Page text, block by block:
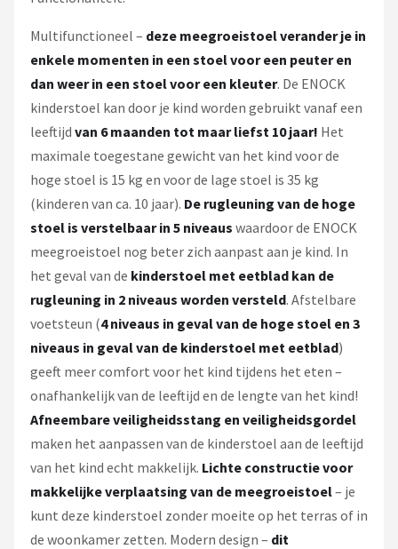
Multifunctioneel – deze meegroeistoel verander je in
enkele momenten in een stoel voor een peuter en
dan weer in een stoel voor een kleuter. De ENOCK
kinderstoel kan door je kind worden gebruikt vanaf een
leeftijd van 6 maanden tot maar liefst 10 jaar! Het
maximale toegestane gewicht van het kind voor de
hoge stoel is 15 kg en voor de lage stoel is 35 kg
(kinderen van ca. 10 jaar). De rugleuning van de hoge
stoel is verstelbaar in 5 niveaus waardoor de ENOCK
meegroeistoel nog beter zich aanpast aan je kind. In
het geval van de kinderstoel met eetblad kan de
rugleuning in 2 niveaus worden versteld. Afstelbare
voetsteun (4 niveaus in geval van de hoge stoel en 3
niveaus in geval van de kinderstoel met eetblad)
geeft meer comfort voor het kind tijdens het eten –
onafhankelijk van de leeftijd en de lengte van het kind!
Afneembare veiligheidsstang en veiligheidsgordel
maken het aanpassen van de kinderstoel aan de leeftijd
van het kind echt makkelijk. Lichte constructie voor
makkelijke verplaatsing van de meegroeistoel– je
kunt deze kinderstoel zonder moeite op het terras of in
de woonkamer zetten. Modern design – dit